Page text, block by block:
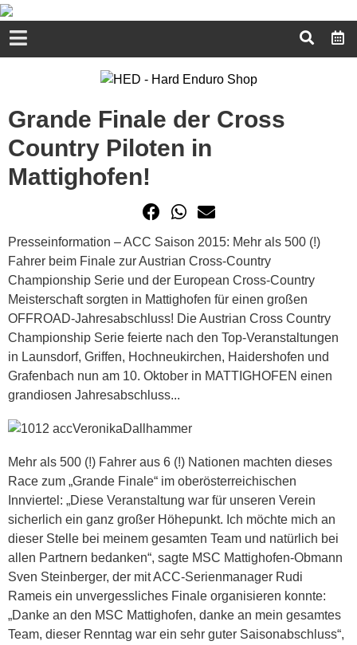
Grande Finale der Cross
Country Piloten in
Mattighofen!
Presseinformation – ACC Saison 2015: Mehr als 500 (!)
Fahrer beim Finale zur Austrian Cross-Country
Championship Serie und der European Cross-Country
Meisterschaft sorgten in Mattighofen für einen großen
OFFROAD-Jahresabschluss! Die Austrian Cross Country
Championship Serie feierte nach den Top-Veranstaltungen
in Launsdorf, Griffen, Hochneukirchen, Haidershofen und
Grafenbach nun am 10. Oktober in MATTIGHOFEN einen
grandiosen Jahresabschluss...
Mehr als 500 (!) Fahrer aus 6 (!) Nationen machten dieses
Race zum „Grande Finale“ im oberösterreichischen
Innviertel: „Diese Veranstaltung war für unseren Verein
sicherlich ein ganz großer Höhepunkt. Ich möchte mich an
dieser Stelle bei meinem gesamten Team und natürlich bei
allen Partnern bedanken“, sagte MSC Mattighofen-Obmann
Sven Steinberger, der mit ACC-Serienmanager Rudi
Rameis ein unvergessliches Finale organisieren konnte:
„Danke an den MSC Mattighofen, danke an mein gesamtes
Team, dieser Renntag war ein sehr guter Saisonabschluss“,